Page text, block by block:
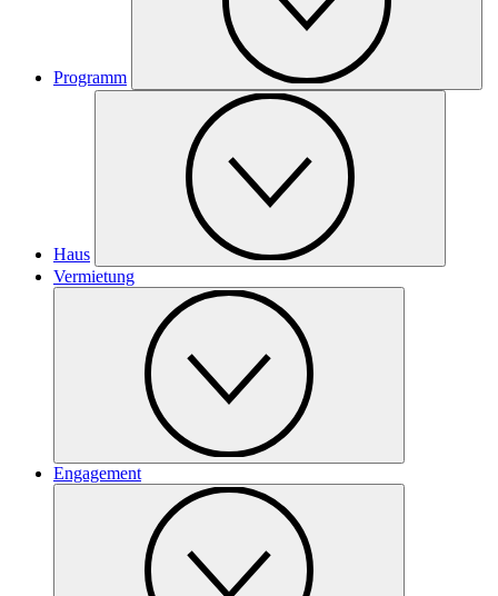
Programm
Haus
Vermietung
Engagement